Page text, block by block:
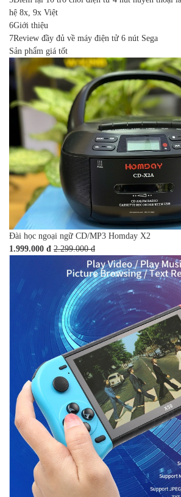
hệ 8x, 9x Việt
6Giới thiệu
7Review đầy đủ về máy điện tử 6 nút Sega
Sản phẩm giá tốt
Đài học ngoại ngữ CD/MP3 Homday X2
1.999.000 đ 2.299.000 đ